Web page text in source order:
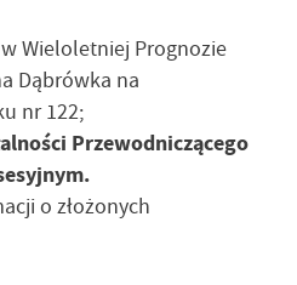
Wieloletniej Prognozie
Dąbrówka na
nr 122;
Przewodniczącego
o złożonych